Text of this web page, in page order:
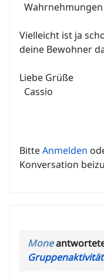
Vielleicht ist ja
deine Bewohner
Liebe Grüße
Cassio
BitteAnmelden
Konversation
Mone